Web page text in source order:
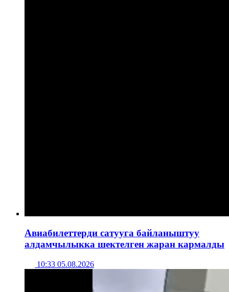
Авиабилеттерди сатууга байланыштуу
алдамчылыкка шектелген жаран кармалды
10:33 05.08.2026